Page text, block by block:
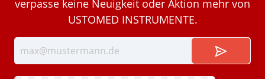
verpasse keine Neuigkeit oder Aktion mehr von
USTOMED INSTRUMENTE.